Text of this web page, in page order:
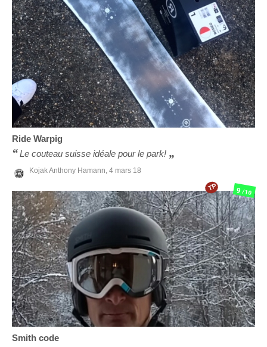
Ride Warpig
Le couteau suisse idéale pour le park!
Kojak Anthony Hamann, 4 mars 18
Smith code
9/10
TP